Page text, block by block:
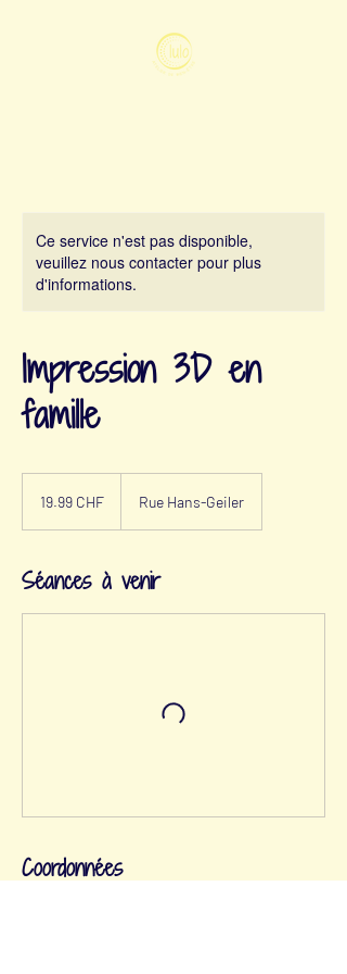
Ce service n'est pas disponible,
veuillez nous contacter pour plus
d'informations.
Impression 3D en
famille
suisses
19.99 CHF Rue Hans-Geiler
Séances à venir
Coordonnées